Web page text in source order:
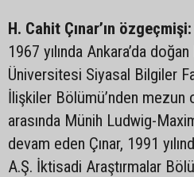
H. Cahit Çınar’ın özgeçmişi:
1967 yılında Ankara’da
Üniversitesi Siyasal Bilgiler
İlişkiler Bölümü’nden mezun
arasında Münih Ludwig-
devam eden Çınar, 1991
A.Ş. İktisadi Araştırmalar